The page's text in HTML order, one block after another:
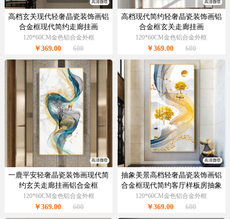
高清微喷
高档玄关现代轻奢晶瓷装饰画铝
合金框现代简约走廊挂画
120*60CM金色铝合金外框
￥369.00 600
高清微喷
高档现代简约轻奢晶瓷装饰画铝
合金框玄关走廊挂画
120*60CM金色铝合金外框
￥369.00 600
高清微喷
一鹿平安轻奢晶瓷装饰画现代简
约玄关走廊挂画铝合金框
120*60CM金色铝合金外框
￥369.00 600
高清微喷
抽象美景高档轻奢晶瓷装饰画铝
合金框现代简约客厅样板房抽象
玄关走廊挂画
120*60CM金色铝合金外框
￥369.00 600